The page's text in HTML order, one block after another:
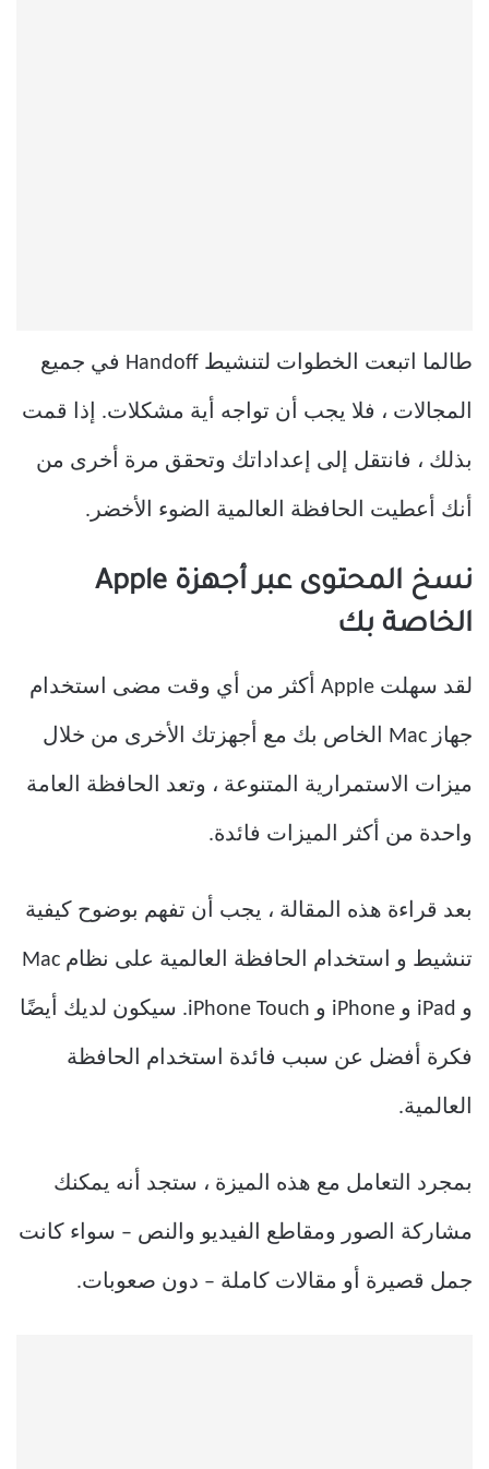
طالما اتبعت الخطوات لتنشيط Handoff في جميع
المجالات ، فلا يجب أن تواجه أية مشكلات. إذا قمت
بذلك ، فانتقل إلى إعداداتك وتحقق مرة أخرى من
أنك أعطيت الحافظة العالمية الضوء الأخضر.
نسخ المحتوى عبر أجهزة Apple
الخاصة بك
لقد سهلت Apple أكثر من أي وقت مضى استخدام
جهاز Mac الخاص بك مع أجهزتك الأخرى من خلال
ميزات الاستمرارية المتنوعة ، وتعد الحافظة العامة
واحدة من أكثر الميزات فائدة.
بعد قراءة هذه المقالة ، يجب أن تفهم بوضوح كيفية
تنشيط و استخدام الحافظة العالمية على نظام Mac
و iPad و iPhone و iPhone Touch. سيكون لديك أيضًا
فكرة أفضل عن سبب فائدة استخدام الحافظة
العالمية.
بمجرد التعامل مع هذه الميزة ، ستجد أنه يمكنك
مشاركة الصور ومقاطع الفيديو والنص – سواء كانت
جمل قصيرة أو مقالات كاملة – دون صعوبات.